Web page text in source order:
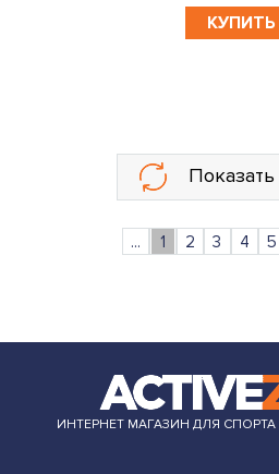
КУПИТЬ
... 1 2 3 4 5
ИНТЕРНЕТ МАГАЗИН ДЛЯ